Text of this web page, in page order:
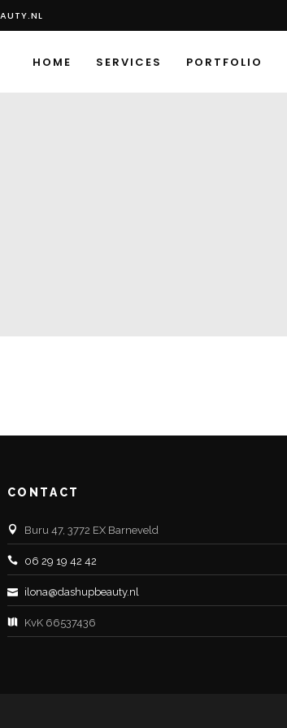
HOME SERVICES PORTFOLIO
CONTACT
Buru 47, 3772 EX Barneveld
06 29 19 42 42
ilona@dashupbeauty.nl
KvK 66537436